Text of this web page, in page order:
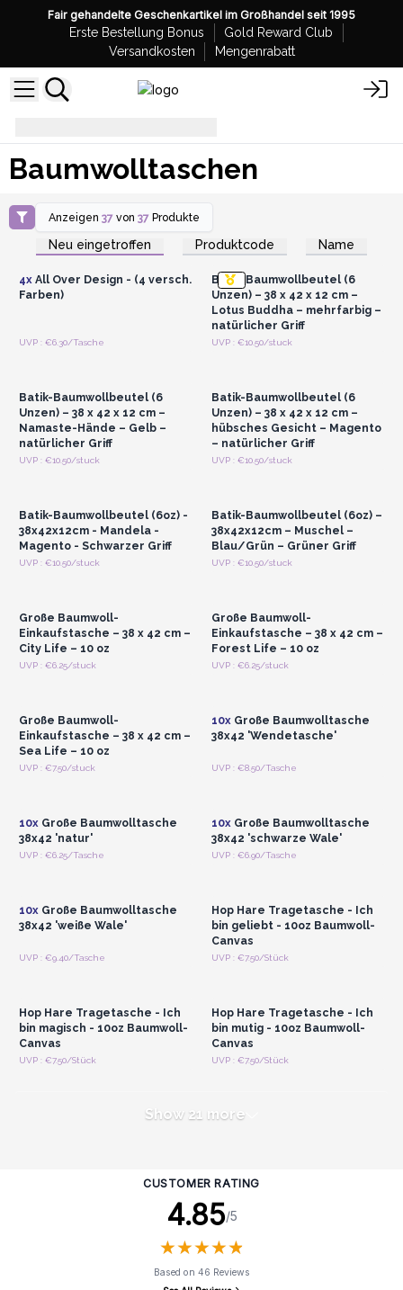
Fair gehandelte Geschenkartikel im Großhandel seit 1995
Erste Bestellung Bonus
Gold Reward Club
Versandkosten
Mengenrabatt
Baumwolltaschen
Anzeigen37 von37 Produkte
Neu eingetroffen Produktcode Name
Anmelden oder
Registrieren für
Großhandelspreise
4xAll Over Design - (4 versch.
Farben)
UVP : €6.30/Tasche
Registrieren für
Großhandelspreise
Batik-Baumwollbeutel (6
Unzen) – 38 x 42 x 12 cm –
Lotus Buddha – mehrfarbig –
natürlicher Griff
UVP : €10.50/stuck
Anmelden oder
Batik-Baumwollbeutel (6
Unzen) – 38 x 42 x 12 cm –
Namaste-Hände – Gelb –
natürlicher Griff
UVP : €10.50/stuck
Anmelden oder
Batik-Baumwollbeutel (6
Unzen) – 38 x 42 x 12 cm –
hübsches Gesicht – Magento
– natürlicher Griff
UVP : €10.50/stuck
Anmelden oder
Batik-Baumwollbeutel (6oz) -
38x42x12cm - Mandela -
Magento - Schwarzer Griff
UVP : €10.50/stuck
Anmelden oder
Batik-Baumwollbeutel (6oz) –
38x42x12cm – Muschel –
Blau/Grün – Grüner Griff
UVP : €10.50/stuck
Anmelden oder
Große Baumwoll-
Einkaufstasche – 38 x 42 cm –
City Life – 10 oz
UVP : €6.25/stuck
Anmelden oder
Große Baumwoll-
Einkaufstasche – 38 x 42 cm –
Forest Life – 10 oz
UVP : €6.25/stuck
Anmelden oder
Große Baumwoll-
Einkaufstasche – 38 x 42 cm –
Sea Life – 10 oz
UVP : €7.50/stuck
Anmelden oder
10xGroße Baumwolltasche
38x42 'Wendetasche'
UVP : €8.50/Tasche
Anmelden oder
10xGroße Baumwolltasche
38x42 'natur'
UVP : €6.25/Tasche
Anmelden oder
10xGroße Baumwolltasche
38x42 'schwarze Wale'
UVP : €6.90/Tasche
Anmelden oder
10xGroße Baumwolltasche
38x42 'weiße Wale'
UVP : €9.40/Tasche
Anmelden oder
Hop Hare Tragetasche - Ich
bin geliebt - 10oz Baumwoll-
Canvas
UVP : €7.50/Stück
Anmelden oder
Hop Hare Tragetasche - Ich
bin magisch - 10oz Baumwoll-
Canvas
UVP : €7.50/Stück
Anmelden oder
Hop Hare Tragetasche - Ich
bin mutig - 10oz Baumwoll-
Canvas
UVP : €7.50/Stück
Show 21 more
CUSTOMER RATING
4.85/5
★★★★★
★★★★★
Based on 46 Reviews